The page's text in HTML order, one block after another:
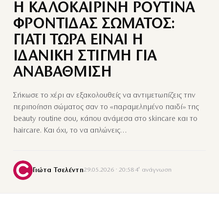
Η ΚΑΛΟΚΑΙΡΙΝΗ ΡΟΥΤΙΝΑ
ΦΡΟΝΤΙΔΑΣ ΣΩΜΑΤΟΣ:
ΓΙΑΤΙ ΤΩΡΑ ΕΙΝΑΙ Η
ΙΔΑΝΙΚΗ ΣΤΙΓΜΗ ΓΙΑ
ΑΝΑΒΑΘΜΙΣΗ
Σήκωσε το χέρι αν εξακολουθείς να αντιμετωπίζεις την
περιποίηση σώματος σαν το «παραμελημένο παιδί» της
beauty routine σου, κάπου ανάμεσα στο skincare και το
haircare. Και όχι, το να απλώνεις…
Γιώτα Τσελέντη29.05.2026 · 20:58·4′ ανάγνωση